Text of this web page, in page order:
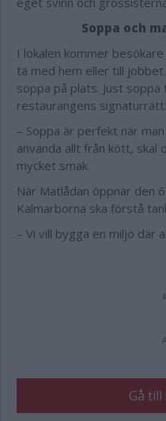
Soppa och
I lokalen kommer
ta med hem eller till
soppa på plats. Just
restaurangens signaturrätt.
– Soppa är perfekt när
använda allt från kött, skal
mycket smak.
När Matlådan öppnar den
Kalmarborna ska förstå
– Vi vill bygga en miljö där
Gå